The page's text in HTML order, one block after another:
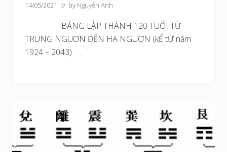
14/05/2021 // by Nguyễn Anh
BẢNG LẬP THÀNH 120 TUỔI TỪ
TRUNG NGUƠN ĐẾN HẠ NGUƠN (kỂ tỪ năm
1924 – 2043) …